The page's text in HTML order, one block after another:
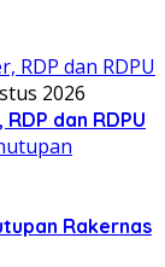
2026
dan RDPU
Rakernas